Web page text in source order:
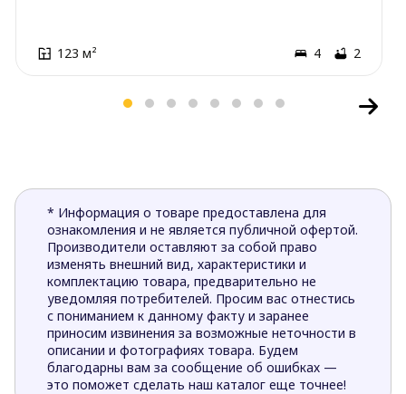
123 м² 4 2
* Информация о товаре предоставлена для
ознакомления и не является публичной офертой.
Производители оставляют за собой право
изменять внешний вид, характеристики и
комплектацию товара, предварительно не
уведомляя потребителей. Просим вас отнестись
с пониманием к данному факту и заранее
приносим извинения за возможные неточности в
описании и фотографиях товара. Будем
благодарны вам за сообщение об ошибках —
это поможет сделать наш каталог еще точнее!